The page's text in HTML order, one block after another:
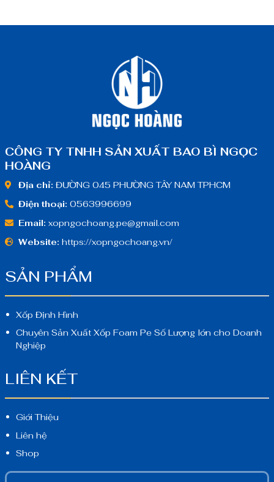
CÔNG TY TNHH SẢN XUẤT BAO BÌ NGỌC
HOÀNG
Địa chỉ: ĐƯỜNG 045 PHƯỜNG TÂY NAM TPHCM
Điện thoại: 0563996699
Email: xopngochoang.pe@gmail.com
Website: https://xopngochoang.vn/
SẢN PHẨM
Xốp Định Hình
Chuyên Sản Xuất Xốp Foam Pe Số Lượng lớn cho Doanh
Nghiệp
LIÊN KẾT
Giới Thiệu
Liên hệ
Shop